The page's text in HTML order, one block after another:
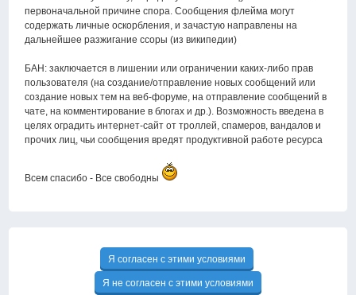
первоначальной причине спора. Сообщения флейма могут
содержать личные оскорбления, и зачастую направлены на
дальнейшее разжигание ссоры (из википедии)
БАН: заключается в лишении или ограничении каких-либо прав
пользователя (на создание/отправление новых сообщений или
создание новых тем на веб-форуме, на отправление сообщений в
чате, на комментирование в блогах и др.). Возможность введена в
целях оградить интернет-сайт от троллей, спамеров, вандалов и
прочих лиц, чьи сообщения вредят продуктивной работе ресурса
Всем спасибо - Все свободны